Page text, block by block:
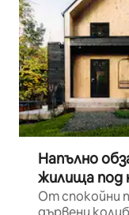
Напълно
жилища под
От спокойни